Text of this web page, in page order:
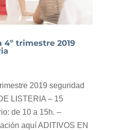
trimestre 2019
2019 seguridad
LISTERIA – 15
de 10 a 15h. –
aquí ADITIVOS EN